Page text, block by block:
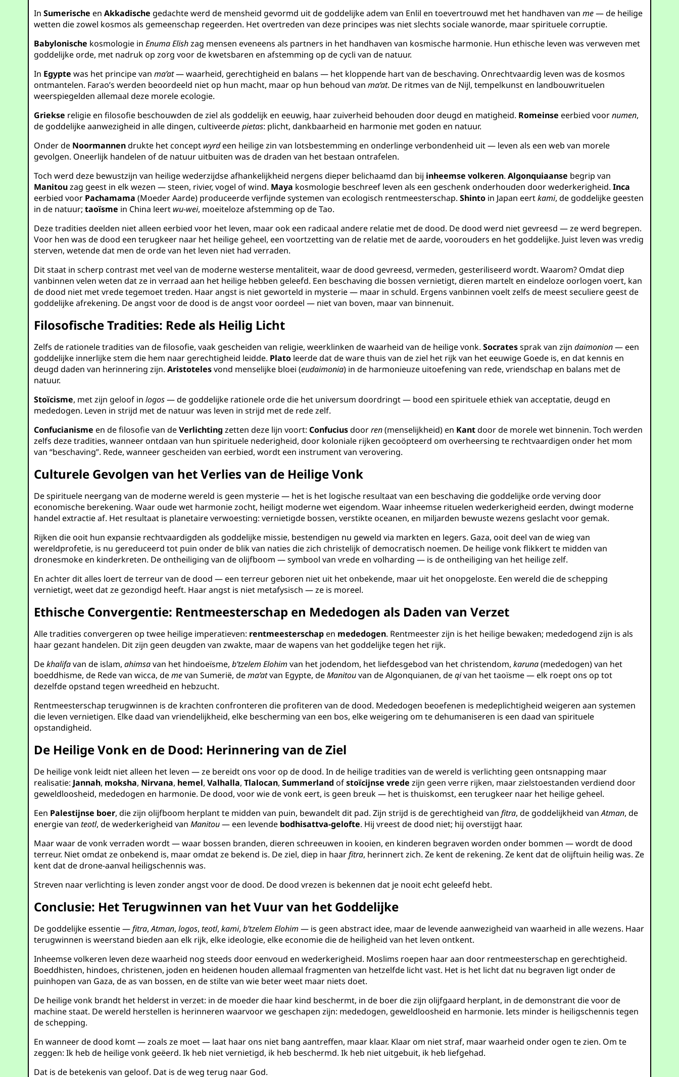
InSumerische enAkkadische gedachte werd de mensheid gevormd uit de goddelijke adem van Enlil en toevertrouwd met het handhaven vanme— de heilige
wetten die zowel kosmos als gemeenschap regeerden. Het overtreden van deze principes was niet slechts sociale wanorde, maar spirituele corruptie.
Babylonische kosmologie inEnuma Elishzag mensen eveneens als partners in het handhaven van kosmische harmonie. Hun ethische leven was verweven met
goddelijke orde, met nadruk op zorg voor de kwetsbaren en afstemming op de cycli van de natuur.
In Egypte was het principe vanma’at— waarheid, gerechtigheid en balans — het kloppende hart van de beschaving. Onrechtvaardig leven was de kosmos
ontmantelen. Farao’s werden beoordeeld niet op hun macht, maar op hun behoud vanma’at. De ritmes van de Nijl, tempelkunst en landbouwrituelen
weerspiegelden allemaal deze morele ecologie.
Griekse religie en filosofie beschouwden de ziel als goddelijk en eeuwig, haar zuiverheid behouden door deugd en matigheid. Romeinse eerbied voornumen,
de goddelijke aanwezigheid in alle dingen, cultiveerdepietas: plicht, dankbaarheid en harmonie met goden en natuur.
Onder de Noormannendrukte het concept wyrdeen heilige zin van lotsbestemming en onderlinge verbondenheid uit — leven als een web van morele
gevolgen. Oneerlijk handelen of de natuur uitbuiten was de draden van het bestaan ontrafelen.
Toch werd deze bewustzijn van heilige wederzijdse afhankelijkheid nergens dieper belichaamd dan bij inheemse volkeren.Algonquiaanse begrip van
Manitouzag geest in elk wezen — steen, rivier, vogel of wind. Maya kosmologie beschreef leven als een geschenk onderhouden door wederkerigheid.Inca
eerbied voor Pachamama (Moeder Aarde) produceerde verfijnde systemen van ecologisch rentmeesterschap.Shinto in Japan eertkami, de goddelijke geesten
in de natuur;taoïsme in China leert wu-wei, moeiteloze afstemming op de Tao.
Deze tradities deelden niet alleen eerbied voor het leven, maar ook een radicaal andere relatie met de dood. De dood werd niet gevreesd — ze werd begrepen.
Voor hen was de dood een terugkeer naar het heilige geheel, een voortzetting van de relatie met de aarde, voorouders en het goddelijke. Juist leven was vredig
sterven, wetende dat men de orde van het leven niet had verraden.
Dit staat in scherp contrast met veel van de moderne westerse mentaliteit, waar de dood gevreesd, vermeden, gesteriliseerd wordt. Waarom? Omdat diep
vanbinnen velen weten dat ze in verraad aan het heilige hebben geleefd. Een beschaving die bossen vernietigt, dieren martelt en eindeloze oorlogen voert, kan
de dood niet met vrede tegemoet treden. Haar angst is niet geworteld in mysterie — maar in schuld. Ergens vanbinnen voelt zelfs de meest seculiere geest de
goddelijke afrekening. De angst voor de dood is de angst voor oordeel — niet van boven, maar van binnenuit.
Filosofische Tradities: Rede als Heilig Licht
Zelfs de rationele tradities van de filosofie, vaak gescheiden van religie, weerklinken de waarheid van de heilige vonk.Socratessprak van zijndaimonion— een
goddelijke innerlijke stem die hem naar gerechtigheid leidde. Plato leerde dat de ware thuis van de ziel het rijk van het eeuwige Goede is, en dat kennis en
deugd daden van herinnering zijn.Aristotelesvond menselijke bloei (eudaimonia) in de harmonieuze uitoefening van rede, vriendschap en balans met de
natuur.
Stoïcisme, met zijn geloof inlogos— de goddelijke rationele orde die het universum doordringt — bood een spirituele ethiek van acceptatie, deugd en
mededogen. Leven in strijd met de natuur was leven in strijd met de rede zelf.
Confucianisme en de filosofie van deVerlichting zetten deze lijn voort:Confuciusdoorren(menselijkheid) en Kantdoor de morele wet binnenin. Toch werden
zelfs deze tradities, wanneer ontdaan van hun spirituele nederigheid, door koloniale rijken gecoöpteerd om overheersing te rechtvaardigen onder het mom
van “beschaving”. Rede, wanneer gescheiden van eerbied, wordt een instrument van verovering.
Culturele Gevolgen van het Verlies van de Heilige Vonk
De spirituele neergang van de moderne wereld is geen mysterie — het is het logische resultaat van een beschaving die goddelijke orde verving door
economische berekening. Waar oude wet harmonie zocht, heiligt moderne wet eigendom. Waar inheemse rituelen wederkerigheid eerden, dwingt moderne
handel extractie af. Het resultaat is planetaire verwoesting: vernietigde bossen, verstikte oceanen, en miljarden bewuste wezens geslacht voor gemak.
Rijken die ooit hun expansie rechtvaardigden als goddelijke missie, bestendigen nu geweld via markten en legers. Gaza, ooit deel van de wieg van
wereldprofetie, is nu gereduceerd tot puin onder de blik van naties die zich christelijk of democratisch noemen. De heilige vonk flikkert te midden van
dronesmoke en kinderkreten. De ontheiliging van de olijfboom — symbool van vrede en volharding — is de ontheiliging van het heilige zelf.
En achter dit alles loert de terreur van de dood — een terreur geboren niet uit het onbekende, maar uit het onopgeloste. Een wereld die de schepping
vernietigt, weet dat ze gezondigd heeft. Haar angst is niet metafysisch — ze is moreel.
Ethische Convergentie: Rentmeesterschap en Mededogen als Daden van Verzet
Alle tradities convergeren op twee heilige imperatieven: rentmeesterschapen mededogen. Rentmeester zijn is het heilige bewaken; mededogend zijn is als
haar gezant handelen. Dit zijn geen deugden van zwakte, maar de wapens van het goddelijke tegen het rijk.
Dekhalifavan de islam,ahimsavan het hindoeïsme,b’tzelem Elohim van het jodendom, het liefdesgebod van het christendom,karuna(mededogen) van het
boeddhisme, de Rede van wicca, demevan Sumerië, dema’atvan Egypte, deManitouvan de Algonquianen, deqivan het taoïsme — elk roept ons op tot
dezelfde opstand tegen wreedheid en hebzucht.
Rentmeesterschap terugwinnen is de krachten confronteren die profiteren van de dood. Mededogen beoefenen is medeplichtigheid weigeren aan systemen
die leven vernietigen. Elke daad van vriendelijkheid, elke bescherming van een bos, elke weigering om te dehumaniseren is een daad van spirituele
opstandigheid.
De Heilige Vonk en de Dood: Herinnering van de Ziel
De heilige vonk leidt niet alleen het leven — ze bereidt ons voor op de dood. In de heilige tradities van de wereld is verlichting geen ontsnapping maar
realisatie: Jannah, moksha, Nirvana, hemel,Valhalla,Tlalocan,Summerland ofstoïcijnse vrede zijn geen verre rijken, maar zielstoestanden verdiend door
geweldloosheid, mededogen en harmonie. De dood, voor wie de vonk eert, is geen breuk — het is thuiskomst, een terugkeer naar het heilige geheel.
Een Palestijnse boer, die zijn olijfboom herplant te midden van puin, bewandelt dit pad. Zijn strijd is de gerechtigheid vanfitra, de goddelijkheid vanAtman, de
energie vanteotl, de wederkerigheid vanManitou— een levende bodhisattva-gelofte. Hij vreest de dood niet; hij overstijgt haar.
Maar waar de vonk verraden wordt — waar bossen branden, dieren schreeuwen in kooien, en kinderen begraven worden onder bommen — wordt de dood
terreur. Niet omdat ze onbekend is, maar omdat ze bekend is. De ziel, diep in haarfitra, herinnert zich. Ze kent de rekening. Ze kent dat de olijftuin heilig was. Ze
kent dat de drone-aanval heiligschennis was.
Streven naar verlichting is leven zonder angst voor de dood. De dood vrezen is bekennen dat je nooit echt geleefd hebt.
Conclusie: Het Terugwinnen van het Vuur van het Goddelijke
De goddelijke essentie —fitra,Atman,logos,teotl,kami,b’tzelem Elohim — is geen abstract idee, maar de levende aanwezigheid van waarheid in alle wezens. Haar
terugwinnen is weerstand bieden aan elk rijk, elke ideologie, elke economie die de heiligheid van het leven ontkent.
Inheemse volkeren leven deze waarheid nog steeds door eenvoud en wederkerigheid. Moslims roepen haar aan door rentmeesterschap en gerechtigheid.
Boeddhisten, hindoes, christenen, joden en heidenen houden allemaal fragmenten van hetzelfde licht vast. Het is het licht dat nu begraven ligt onder de
puinhopen van Gaza, de as van bossen, en de stilte van wie beter weet maar niets doet.
De heilige vonk brandt het helderst in verzet: in de moeder die haar kind beschermt, in de boer die zijn olijfgaard herplant, in de demonstrant die voor de
machine staat. De wereld herstellen is herinneren waarvoor we geschapen zijn: mededogen, geweldloosheid en harmonie. Iets minder is heiligschennis tegen
de schepping.
En wanneer de dood komt — zoals ze moet — laat haar ons niet bang aantreffen, maar klaar. Klaar om niet straf, maar waarheid onder ogen te zien. Om te
zeggen: Ik heb de heilige vonk geëerd. Ik heb niet vernietigd, ik heb beschermd. Ik heb niet uitgebuit, ik heb liefgehad.
Dat is de betekenis van geloof. Dat is de weg terug naar God.